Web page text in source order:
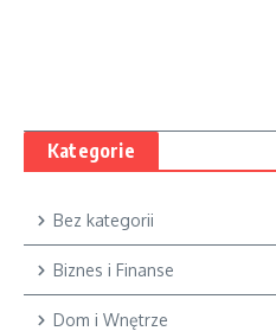
Kategorie
Bez kategorii
Biznes i Finanse
Dom i Wnętrze